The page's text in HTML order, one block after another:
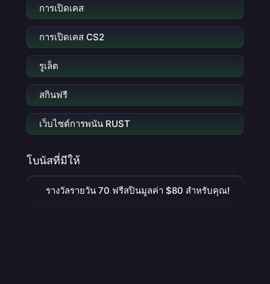
การเปิดเคส
การเปิดเคส CS2
รูเล็ต
สกินฟรี
เว็บไซต์การพนัน RUST
โบนัสที่มีให้
รางวัลรายวัน 70 ฟรีสปินมูลค่า $80 สำหรับคุณ!